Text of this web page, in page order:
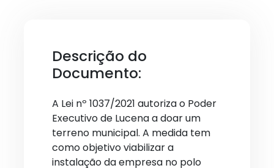
Descrição do
Documento:
A Lei nº 1037/2021 autoriza o Poder
Executivo de Lucena a doar um
terreno municipal. A medida tem
como objetivo viabilizar a
instalação da empresa no polo